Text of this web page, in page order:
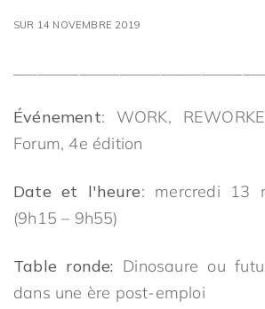
SUR 14 NOVEMBRE 2019
Événement: WORK,
Forum, 4e édition
Date et l'heure: mercredi 13
(9h15 – 9h55)
Table ronde: Dinosaure ou
dans une ère post-emploi